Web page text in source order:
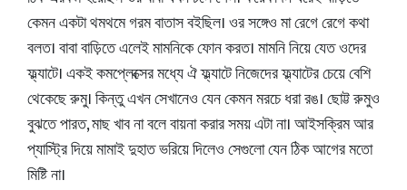
কেমন একটা থমথমে গরম বাতাস বইছিল। ওর সঙ্গেও মা রেগে রেগে কথা
বলত। বাবা বাড়িতে এলেই মামনিকে ফোন করত। মামনি নিয়ে যেত ওদের
ফ্ল্যাটে। একই কমপ্লেক্সের মধ্যে ঐ ফ্ল্যাটে নিজেদের ফ্ল্যাটের চেয়ে বেশি
থেকেছে রুমু। কিন্তু এখন সেখানেও যেন কেমন মরচে ধরা রঙ। ছোট্ট রুমুও
বুঝতে পারত, মাছ খাব না বলে বায়না করার সময় এটা না। আইসক্রিম আর
প্যাস্ট্রি দিয়ে মামাই দুহাত ভরিয়ে দিলেও সেগুলো যেন ঠিক আগের মতো
মিষ্টি না।